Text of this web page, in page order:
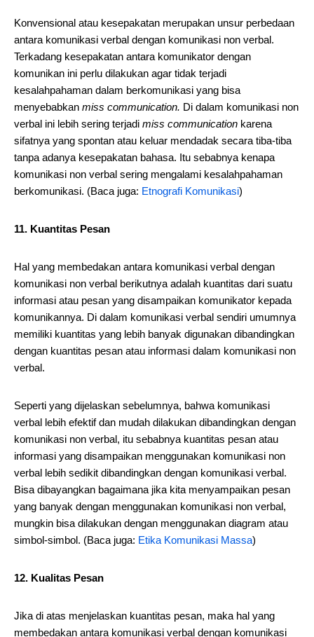
Konvensional atau kesepakatan merupakan unsur perbedaan
antara komunikasi verbal dengan komunikasi non verbal.
Terkadang kesepakatan antara komunikator dengan
komunikan ini perlu dilakukan agar tidak terjadi
kesalahpahaman dalam berkomunikasi yang bisa
menyebabkan miss communication. Di dalam komunikasi non
verbal ini lebih sering terjadi miss communication karena
sifatnya yang spontan atau keluar mendadak secara tiba-tiba
tanpa adanya kesepakatan bahasa. Itu sebabnya kenapa
komunikasi non verbal sering mengalami kesalahpahaman
berkomunikasi. (Baca juga: Etnografi Komunikasi)
11. Kuantitas Pesan
Hal yang membedakan antara komunikasi verbal dengan
komunikasi non verbal berikutnya adalah kuantitas dari suatu
informasi atau pesan yang disampaikan komunikator kepada
komunikannya. Di dalam komunikasi verbal sendiri umumnya
memiliki kuantitas yang lebih banyak digunakan dibandingkan
dengan kuantitas pesan atau informasi dalam komunikasi non
verbal.
Seperti yang dijelaskan sebelumnya, bahwa komunikasi
verbal lebih efektif dan mudah dilakukan dibandingkan dengan
komunikasi non verbal, itu sebabnya kuantitas pesan atau
informasi yang disampaikan menggunakan komunikasi non
verbal lebih sedikit dibandingkan dengan komunikasi verbal.
Bisa dibayangkan bagaimana jika kita menyampaikan pesan
yang banyak dengan menggunakan komunikasi non verbal,
mungkin bisa dilakukan dengan menggunakan diagram atau
simbol-simbol. (Baca juga: Etika Komunikasi Massa)
12. Kualitas Pesan
Jika di atas menjelaskan kuantitas pesan, maka hal yang
membedakan antara komunikasi verbal dengan komunikasi